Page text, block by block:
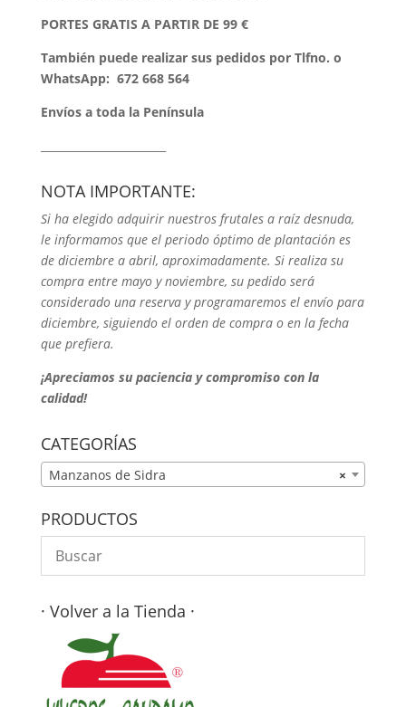
PORTES GRATIS A PARTIR DE 99 €
También puede realizar sus pedidos por Tlfno. o
WhatsApp: 672 668 564
Envíos a toda la Península
NOTA IMPORTANTE:
Si ha elegido adquirir nuestros frutales a raíz desnuda,
le informamos que el periodo óptimo de plantación es
de diciembre a abril, aproximadamente. Si realiza su
compra entre mayo y noviembre, su pedido será
considerado una reserva y programaremos el envío para
diciembre, siguiendo el orden de compra o en la fecha
que prefiera.
¡Apreciamos su paciencia y compromiso con la
calidad!
CATEGORÍAS
×
Manzanos de Sidra
PRODUCTOS
· Volver a la Tienda ·